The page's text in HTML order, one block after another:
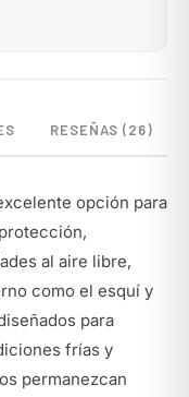
RESEÑAS (26)
opción para
al aire libre,
como el esquí y
para
frías y
permanezcan